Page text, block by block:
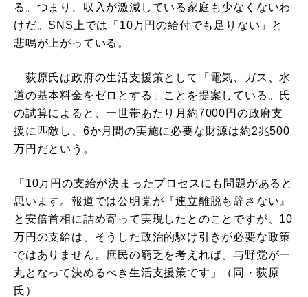
る。つまり、収入が激減している家庭も少なくないわ
けだ。SNS上では「10万円の給付でも足りない」と
悲鳴が上がっている。
荻原氏は政府の生活支援策として「電気、ガス、水
道の基本料金をゼロとする」ことを提案している。氏
の試算によると、一世帯あたり月約7000円の政府支
援に匹敵し、6か月間の実施に必要な財源は約2兆500
万円だという。
「10万円の支給が決まったプロセスにも問題があると
思います。報道では公明党が『連立離脱も辞さない』
と安倍首相に詰め寄って実現したとのことですが、10
万円の支給は、そうした政治的駆け引きが必要な政策
ではありません。庶民の窮乏を考えれば、与野党が一
丸となって決めるべき生活支援策です」（同・荻原
氏）